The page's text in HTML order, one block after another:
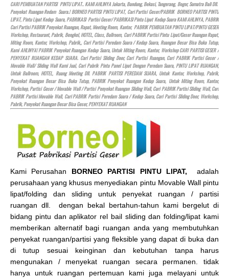
CARI PEMBUATAN PARTISI PINTU LIPAT.. KAMI AHLINYA Jakarta, Bandung, Bekasi, Tangerang, Bogor, Sumatra Bali Dll.
Penyekat Ruangan Redam Suara.! BORNEO PARTISI PINTU LIPAT, Cari Partisi Geser/PABRIK BORNEO PARTISI PINTU
LIPAT, Pintu Lipat Kedap Suara, PABRIKASI Partisi Geser/ PABRIKASI Pintu Lipat Kedap Suara KAMI AHLINYA, PABRIK
Cari Partisi PABRIK Penyekat Ruangan, Rapat, Meeting Room, Kantor, PABRIK PEMBUATAN PINTU LIPAT/PINTU GESER
Workshop, Restaurant, Pabrik, Bengkel,HOTEL, Class, Ballroom, Cari PABRIK Partisi Pintu Lipat/Geser Ruangan Rapat,
Miting Room, Kantor, Workshop, Pabrik,, Cari Partisi Peredam Suara / Kedap Suara, Ruangan Besar Bisa Buka Tutup,
Kami AHLINYA! PABRIK Penyekat Ruangan Kedap Suara, Untuk Miting Room, Kantor, Workshop CARI PARTISI GESER /
PENYEKAT RUANGAN KEDAP SUARA. Cari Partisi Sliding Door, Cari Partisi Ruangan, Cari PABRIK Partisi Geser /
Movable Wall/ Sliding Wall Kami Jual, Cari Pabrik Pintu Panel Lipat Dengan Peredam Suara, PINTU LIPAT RUANGAN,
Untuk Ballroom,HOTEL, Ruang Meeting Dll. PABRIK PARTISI PEREDAM SUARA, Untuk Kantor, Workshop, Pabrik,
Penyekat Ruangan Besar Bisa Buka Tutup, PABRIK Penyekat Ruangan Kedap Suara, Untuk Miting Room, Kantor,
Workshop, Partisi Geser / Movable Wall / Partisi Penyekat Ruangan Sliding Wall, Cari PABRIK Partisi Sliding Wall, Cari
PABRIK Partisi Movable Wall, Cari PABRIK Partisi Peredam Suara / Kedap Suara, Cari Partisi Sliding Door, Workshop,
Pabrik, Penyekat Ruangan Besar Bisa Geser, PENYEKAT RUANGAN
Kami Perusahan BORNEO PARTISI PINTU LIPAT, adalah
perusahaan yang khusus menyediakan pintu Movable Wall pintu
lipat/folding dan sliding untuk penyekat ruangan / partisi
ruangan dll. dengan bekal bertahun-tahun kami bergelut di
bidang pintu dan aplikator rel bail sliding dan folding/lipat kami
memberikan alternatif bagi ruangan anda yang membutuhkan
penyekat ruangan/partisi yang fleksible yang dapat di buka dan
di tutup sesuai keinginan dan kebutuhan tanpa harus
mengunakan / menyekat ruangan secara permanen. tidak
hanya untuk ruangan pertemuan kami juga melayani untuk